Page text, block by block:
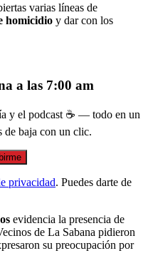
varias líneas de
homicidio y dar con los
a las 7:00 am
y el podcast ☕ — todo en un
de baja con un clic.
privacidad. Puedes darte de
evidencia la presencia de
de La Sabana pidieron
su preocupación por